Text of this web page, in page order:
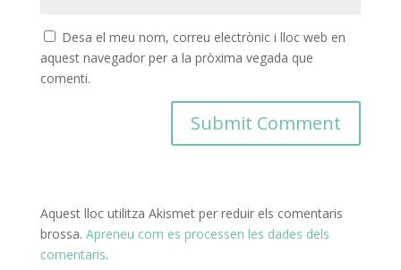
Desa el meu nom, correu electrònic i lloc web en
aquest navegador per a la pròxima vegada que
comenti.
Aquest lloc utilitza Akismet per reduir els comentaris
brossa. Apreneu com es processen les dades dels
comentaris.